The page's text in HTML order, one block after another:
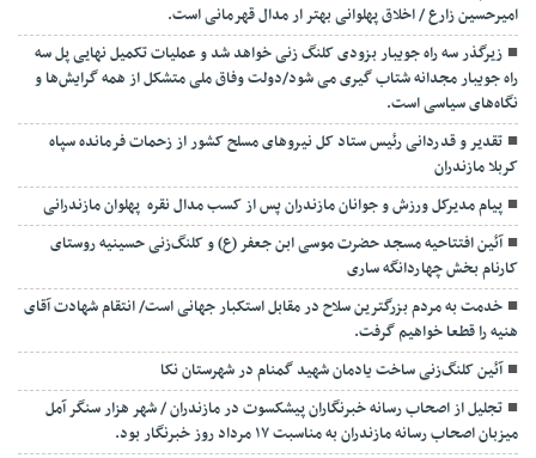
امیرحسین زارع / اخلاق پهلوانی بهتر ار مدال قهرمانی است.
زیرگذر سه راه جویبار بزودی کلنگ زنی خواهد شد و عملیات تکمیل نهایی پل سه
راه جویبار مجدانه شتاب گیری می شود/دولت وفاق ملی متشکل از همه گرایش‌ها و
نگاه‌های سیاسی است.
تقدیر و قدردانی رئیس ستاد کل نیرو‌های مسلح کشور از زحمات فرمانده سپاه
کربلا مازندران
پیام مدیرکل ورزش و جوانان مازندران پس از کسب مدال نقره پهلوان مازندرانی
آئین افتتاحیه مسجد حضرت موسی ابن جعفر (ع) و کلنگ‌زنی حسینیه روستای
کارنام بخش چهاردانگه ساری
خدمت به مردم بزرگترین سلاح در مقابل استکبار جهانی است/ انتقام شهادت آقای
هنیه را قطعا خواهیم گرفت.
آئین کلنگ‌زنی ساخت یادمان شهید گمنام در شهرستان نکا
تجلیل از اصحاب رسانه خبرنگاران پیشکسوت در مازندران / شهر هزار سنگر آمل
میزبان اصحاب رسانه مازندران به مناسبت ۱۷ مرداد روز خبرنگار بود.